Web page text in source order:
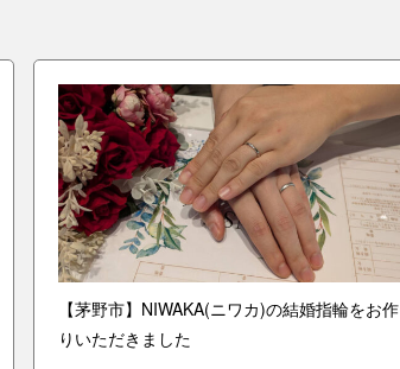
【茅野市】NIWAKA(ニワカ)の結婚指輪をお作
りいただきました